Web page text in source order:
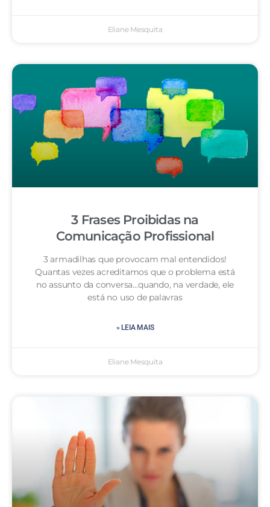
Eliane Mesquita
3 Frases Proibidas na
Comunicação Profissional
3 armadilhas que provocam mal entendidos!
Quantas vezes acreditamos que o problema está
no assunto da conversa…quando, na verdade, ele
está no uso de palavras
» LEIA MAIS
Eliane Mesquita